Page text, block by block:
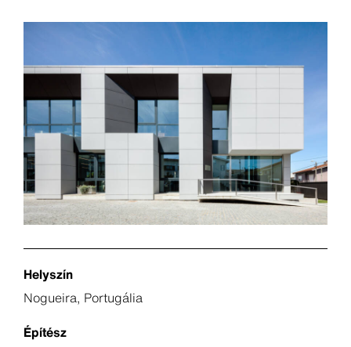
Helyszín
Nogueira, Portugália
Építész